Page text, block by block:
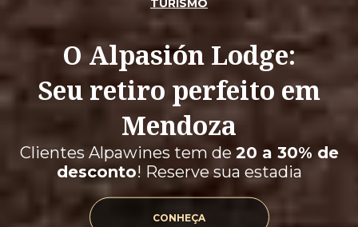
TURISMO
O Alpasión Lodge:
Seu retiro perfeito em
Mendoza
Clientes Alpawines tem de 20 a 30% de
desconto! Reserve sua estadia
CONHEÇA